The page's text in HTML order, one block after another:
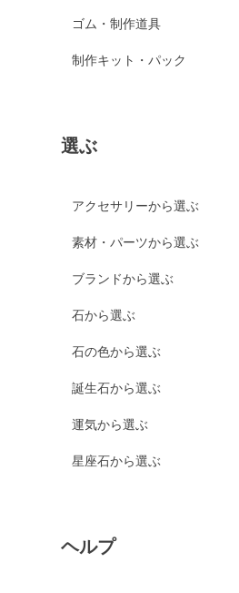
ゴム・制作道具
制作キット・パック
選ぶ
アクセサリーから選ぶ
素材・パーツから選ぶ
ブランドから選ぶ
石から選ぶ
石の色から選ぶ
誕生石から選ぶ
運気から選ぶ
星座石から選ぶ
ヘルプ